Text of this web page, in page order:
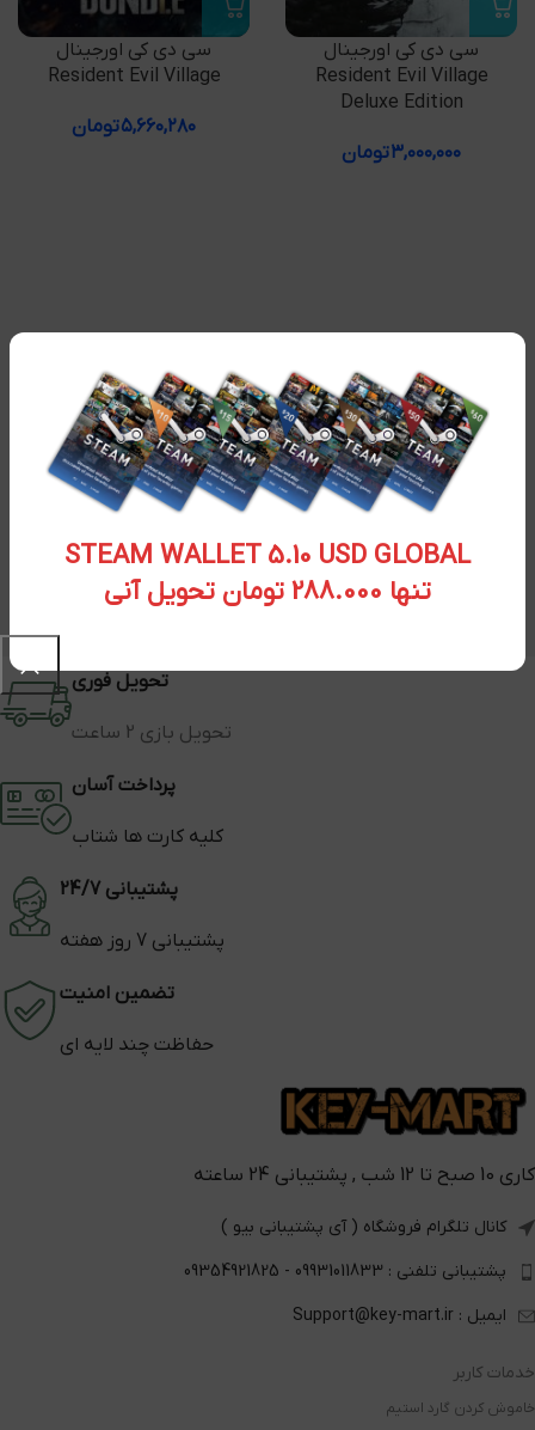
STEAM WALLET 5.10 USD GLOBAL
تنها 288.000 تومان تحویل آنی
سی دی کی اورجینال
Resident Evil Village
Deluxe Edition
۳,۰۰۰,۰۰۰تومان
سی دی کی اورجینال
Resident Evil Village
۵,۶۶۰,۲۸۰تومان
تحویل فوری
تحویل بازی 2 ساعت
پرداخت آسان
کلیه کارت ها شتاب
پشتیبانی 24/7
پشتیبانی 7 روز هفته
تضمین امنیت
حفاظت چند لایه ای
کاری 10 صبح تا 12 شب , پشتیبانی 24 ساعته
کانال تلگرام فروشگاه ( آی پشتیبانی بیو )
پشتیبانی تلفنی : 09931011833 - 09354921825
ایمیل : Support@key-mart.ir
خدمات کاربر
خاموش کردن گارد استیم